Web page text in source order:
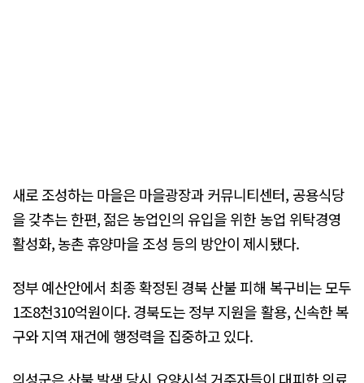
새로 조성하는 마을은 마을광장과 커뮤니티센터, 공용식당
을 갖추는 한편, 젊은 농업인의 유입을 위한 농업 위탁경영
활성화, 농촌 휴양마을 조성 등의 방안이 제시됐다.
정부 예산안에서 최종 확정된 경북 산불 피해 복구비는 모두
1조8천310억원이다. 경북도는 정부 지원을 활용, 신속한 복
구와 지역 재건에 행정력을 집중하고 있다.